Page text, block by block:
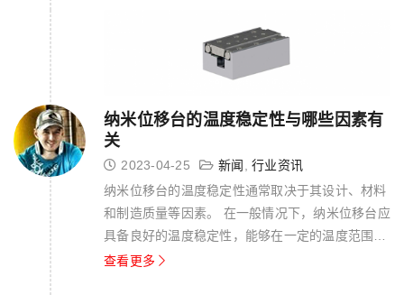
的纳米位移台可供选择，例如用于扫...
纳米位移台的温度稳定性与哪些因素有
关
2023-04-25 新闻 , 行业资讯
纳米位移台的温度稳定性通常取决于其设计、材料
和制造质量等因素。 在一般情况下，纳米位移台应
具备良好的温度稳定性，能够在一定的温度范围内
保持其性能和运动精度。温度稳定性对于一些实
查看更多